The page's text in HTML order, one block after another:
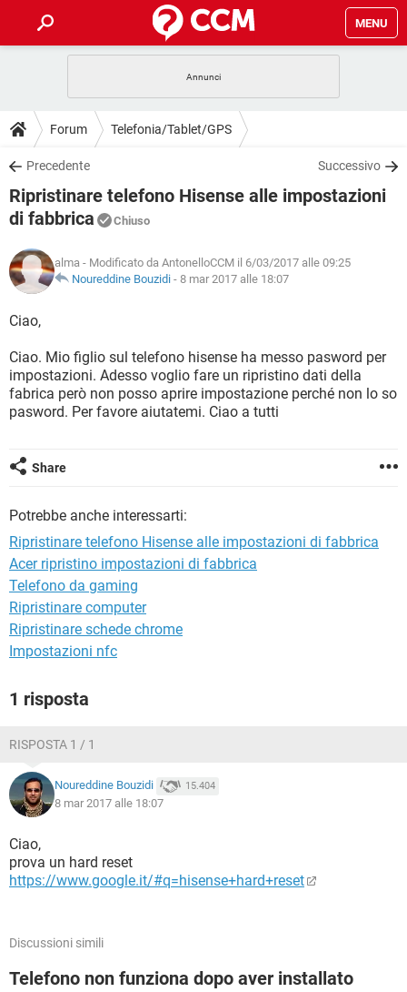
MENU
INTRATTENIMENTO ANDROID
iOS
INSTAGRAM WHATSAPP
TIKTOK
HARDWARE
GUIDE
COVID-19 GAMING
iOS
TIKTOK FACEBOOK
DOWNLOAD
COVID-19 GAMING
INTRATTENIMENTO
iOS WINDOWS 10
INSTAGRAM
TIKTOK
HARDWARE
FORUM
INTRATTENIMENTO ANDROID
FACEBOOK
HARDWARE
GLOSSARIO
COVID-19
INTRATTENIMENTO
iOS WINDOWS 10
INSTAGRAM WHATSAPP
TIKTOK FACEBOOK
Forum Telefonia/Tablet/GPS
Precedente Successivo
Ripristinare telefono Hisense alle impostazioni
di fabbrica
Chiuso
alma - Modificato da AntonelloCCM il 6/03/2017 alle 09:25
Noureddine Bouzidi - 8 mar 2017 alle 18:07
Ciao,
Ciao. Mio figlio sul telefono hisense ha messo pasword per
impostazioni. Adesso voglio fare un ripristino dati della
fabrica però non posso aprire impostazione perché non lo so
pasword. Per favore aiutatemi. Ciao a tutti
Share
Potrebbe anche interessarti:
Ripristinare telefono Hisense alle impostazioni di fabbrica
Acer ripristino impostazioni di fabbrica
Telefono da gaming
Ripristinare computer
Ripristinare schede chrome
Impostazioni nfc
1 risposta
RISPOSTA 1 / 1
Noureddine Bouzidi 15.404
8 mar 2017 alle 18:07
Ciao,
prova un hard reset
https://www.google.it/#q=hisense+hard+reset
Discussioni simili
Telefono non funziona dopo aver installato